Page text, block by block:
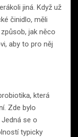
jiná. Když už
činidlo, měli
jak něco
aby to pro něj
která
Zde bylo
se o
typicky